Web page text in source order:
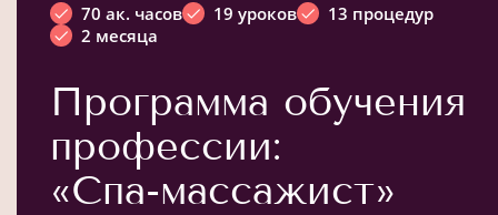
70 ак. часов 19 уроков
13 процедур
2 месяца
Программа обучения
профессии:
«Спа-массажист»